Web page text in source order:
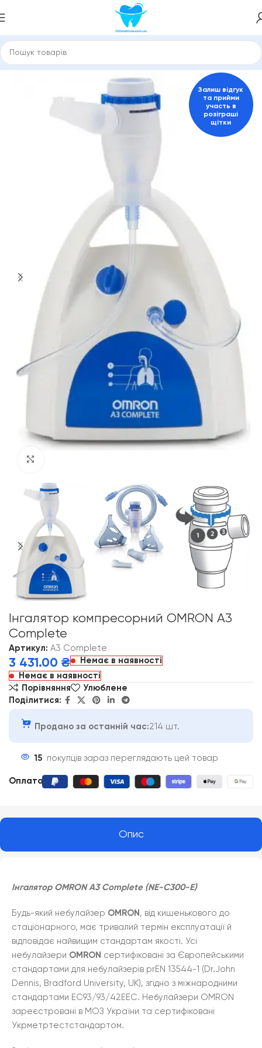
Інгалятори Інгалятор, небулайзер стаціонарний
Залиш відгук
та прийми
участь в
розіграші
щітки
Інгалятор компресорний OMRON A3
Complete
Артикул: A3 Complete
3 431.00 ₴
Немає в наявності
Немає в наявності
Порівняння
Улюблене
Поділитися:
Продано за останній час:214 шт.
15 покупців зараз переглядають цей товар
Оплата
Опис
Інгалятор OMRON A3 Complete (NE-C300-E)
Будь-який небулайзер OMRON , від кишенькового до
стаціонарного, має тривалий термін експлуатації й
відповідає найвищим стандартам якості. Усі
небулайзери OMRON сертифіковані за Європейськими
стандартами для небулайзерів prEN 13544-1 (Dr.John
Dennis, Bradford University, UK), згідно з міжнародними
стандартами ЕС93/93/42ЕЕС. Небулайзери OMRON
зареєстровані в МОЗ України та сертифіковані
Укрметртестстандартом.